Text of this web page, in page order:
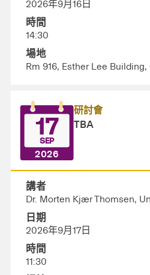
2026年9月16日
時間
14:30
場地
Rm 916, Esther Lee Building,
17
SEP
2026
研討會
TBA
講者
Dr. Morten Kjær Thomsen,
日期
2026年9月17日
時間
11:30